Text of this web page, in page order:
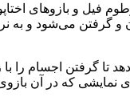
فیل و بازوهای
کند. چنین قابلیت‌هایی در